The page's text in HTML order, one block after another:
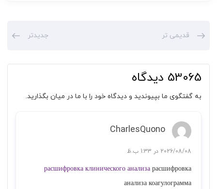
قدیمی تر جدیدتر
53065 دیدگاه
به گفتگوی ما بپیوندید و دیدگاه خود را با ما در میان بگذارید.
CharlesQuono
2026/08/08 در 1:33 ب.ظ
расшифровка клинического анализа расшифровка
анализа коагулограмма